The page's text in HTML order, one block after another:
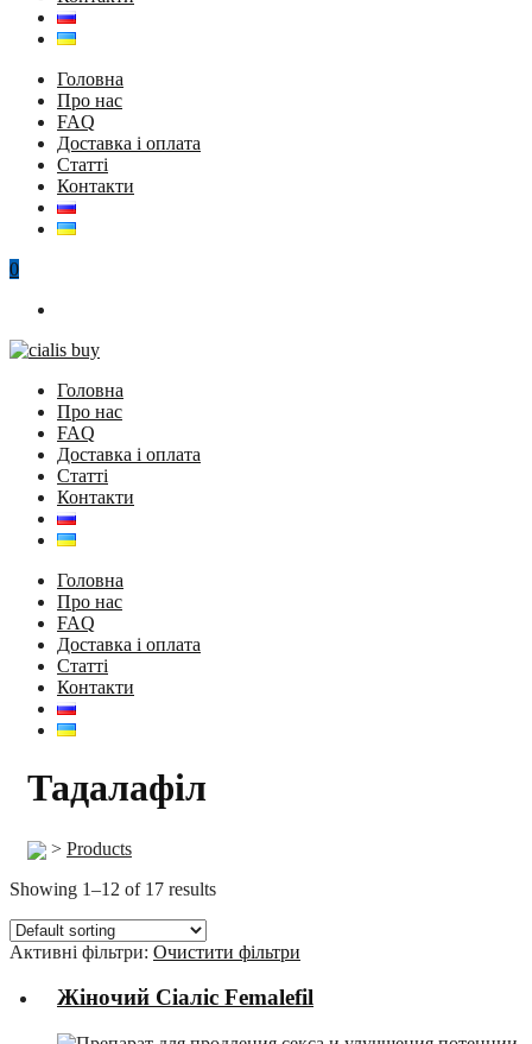
Головна
Про нас
FAQ
Доставка і оплата
Статті
Контакти
0
Головна
Про нас
FAQ
Доставка і оплата
Статті
Контакти
Головна
Про нас
FAQ
Доставка і оплата
Статті
Контакти
Тадалафіл
> Products
Showing 1–12 of 17 results
Активні фільтри: Очистити фільтри
Жіночий Сіаліс Femalefil